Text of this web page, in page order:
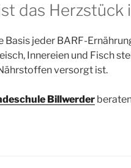
das Herzstück
Basis jeder BARF-
Innereien und Fisch
versorgt ist.
Billwerder